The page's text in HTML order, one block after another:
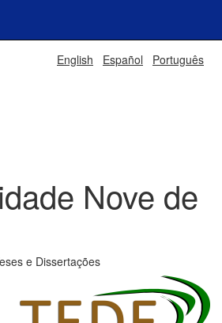
English Español Português
Nove de
e Dissertações